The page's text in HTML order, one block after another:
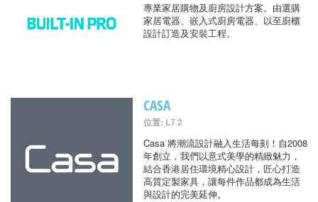
專業家居購物及廚房設計方案。由選購
家居電器、嵌入式廚房電器、以至廚櫃
設計訂造及安裝工程。
CASA
位置: L7 2
Casa 將潮流設計融入生活每刻！自2008
年創立，我們以意式美學的精緻魅力，
結合香港居住環境精心設計，匠心打造
高質定製家具，讓每件作品都成為生活
與設計的完美延伸。